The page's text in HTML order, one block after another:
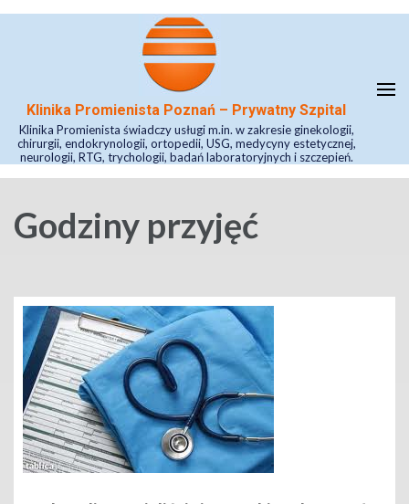
Klinika Promienista Poznań – Prywatny Szpital
Klinika Promienista świadczy usługi m.in. w zakresie ginekologii,
chirurgii, endokrynologii, ortopedii, USG, medycyny estetycznej,
neurologii, RTG, trychologii, badań laboratoryjnych i szczepień.
Godziny przyjęć